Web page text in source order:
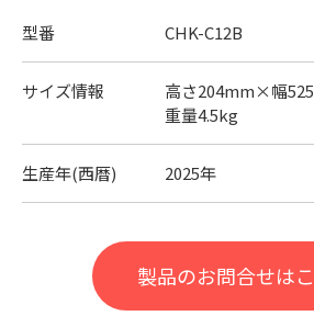
型番 CHK-C12B
サイズ情報
高さ204mm×幅
重量4.5kg
生産年(西暦) 2025年
製品のお問合せは